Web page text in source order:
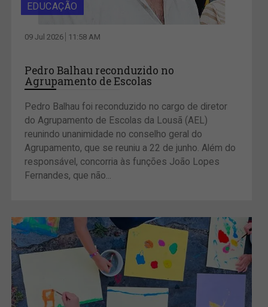
EDUCAÇÃO
09 Jul 2026 11:58 AM
Pedro Balhau reconduzido no
Agrupamento de Escolas
Pedro Balhau foi reconduzido no cargo de diretor
do Agrupamento de Escolas da Lousã (AEL)
reunindo unanimidade no conselho geral do
Agrupamento, que se reuniu a 22 de junho. Além do
responsável, concorria às funções João Lopes
Fernandes, que não...